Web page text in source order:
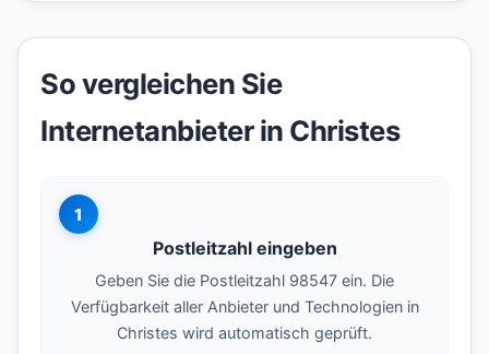
So vergleichen Sie
Internetanbieter in Christes
1
Postleitzahl eingeben
Geben Sie die Postleitzahl 98547 ein. Die
Verfügbarkeit aller Anbieter und Technologien in
Christes wird automatisch geprüft.